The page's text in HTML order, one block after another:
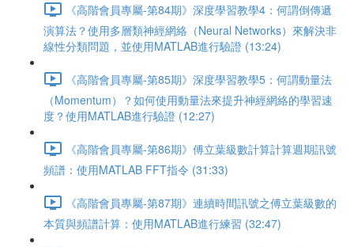
《高階會員專屬-第84期》深度學習教學4：何謂倒傳遞
演算法？使用多層類神經網絡（Neural Networks）來解決非
線性分類問題，並使用MATLAB進行驗證 (13:24)
《高階會員專屬-第85期》深度學習教學5：何謂動量法
（Momentum）？如何使用動量法來提升神經網絡的學習速
度？使用MATLAB進行驗證 (12:27)
《高階會員專屬-第86期》傅立葉級數計算計算週期訊號
頻譜：使用MATLAB FFT指令 (31:33)
《高階會員專屬-第87期》連續時間訊號之傅立葉級數的
本質與頻譜計算：使用MATLAB進行練習 (32:47)